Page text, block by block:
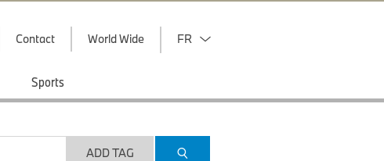
Contact World Wide FR
Sports
ADD TAG